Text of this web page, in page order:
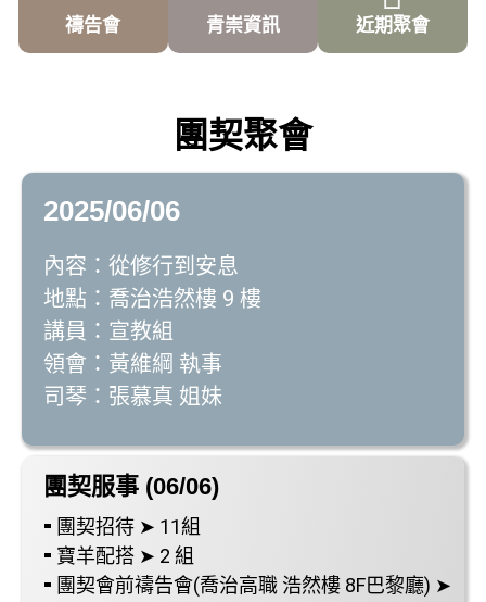
禱告會 青崇資訊 近期聚會
團契聚會
2025/06/06
內容：從修行到安息
地點：喬治浩然樓 9 樓
講員：宣教組
領會：黃維綱 執事
司琴：張慕真 姐妹
團契服事 (06/06)
⁃ 團契招待 ➤ 11組
⁃ 寶羊配搭 ➤ 2 組
⁃ 團契會前禱告會(喬治高職 浩然樓 8F巴黎廳) ➤